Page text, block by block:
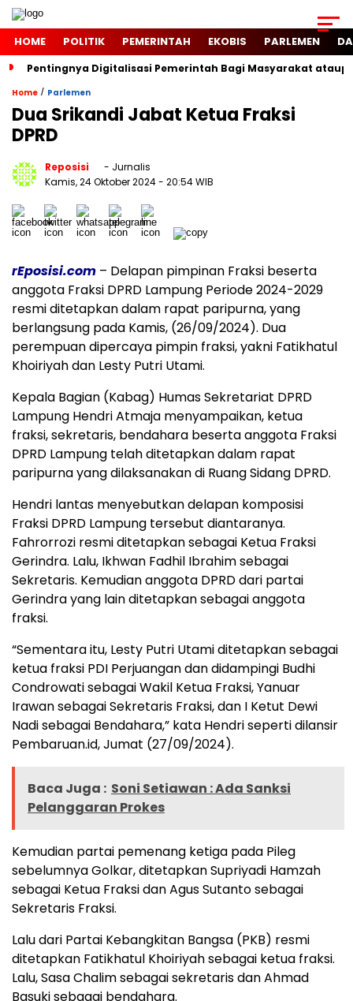
HOME POLITIK PEMERINTAH EKOBIS PARLEMEN
Pentingnya Digitalisasi Pemerintah Bagi Masyarakat
Home / Parlemen
Dua Srikandi Jabat Ketua Fraksi
DPRD
Reposisi
- Jurnalis
Kamis, 24 Oktober 2024- 20:54 WIB
rEposisi.com – Delapan pimpinan Fraksi beserta
anggota Fraksi DPRD Lampung Periode 2024-2029
resmi ditetapkan dalam rapat paripurna, yang
berlangsung pada Kamis, (26/09/2024). Dua
perempuan dipercaya pimpin fraksi, yakni Fatikhatul
Khoiriyah dan Lesty Putri Utami.
Kepala Bagian (Kabag) Humas Sekretariat DPRD
Lampung Hendri Atmaja menyampaikan, ketua
fraksi, sekretaris, bendahara beserta anggota Fraksi
DPRD Lampung telah ditetapkan dalam rapat
paripurna yang dilaksanakan di Ruang Sidang DPRD.
Hendri lantas menyebutkan delapan komposisi
Fraksi DPRD Lampung tersebut diantaranya.
Fahrorrozi resmi ditetapkan sebagai Ketua Fraksi
Gerindra. Lalu, Ikhwan Fadhil Ibrahim sebagai
Sekretaris. Kemudian anggota DPRD dari partai
Gerindra yang lain ditetapkan sebagai anggota
fraksi.
“Sementara itu, Lesty Putri Utami ditetapkan sebagai
ketua fraksi PDI Perjuangan dan didampingi Budhi
Condrowati sebagai Wakil Ketua Fraksi, Yanuar
Irawan sebagai Sekretaris Fraksi, dan I Ketut Dewi
Nadi sebagai Bendahara,” kata Hendri seperti dilansir
Pembaruan.id, Jumat (27/09/2024).
Baca Juga : Soni Setiawan : Ada Sanksi
Pelanggaran Prokes
Kemudian partai pemenang ketiga pada Pileg
sebelumnya Golkar, ditetapkan Supriyadi Hamzah
sebagai Ketua Fraksi dan Agus Sutanto sebagai
Sekretaris Fraksi.
Lalu dari Partai Kebangkitan Bangsa (PKB) resmi
ditetapkan Fatikhatul Khoiriyah sebagai ketua fraksi.
Lalu, Sasa Chalim sebagai sekretaris dan Ahmad
Basuki sebagai bendahara.